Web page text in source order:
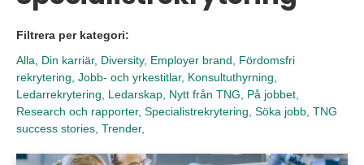
Filtrera per kategori:
Alla, Din karriär, Diversity, Employer brand, Fördomsfri
rekrytering, Jobb- och yrkestitlar, Konsultuthyrning,
Ledarrekrytering, Ledarskap, Nytt från TNG, På jobbet,
Research och rapporter, Specialistrekrytering, Söka jobb, TNG
success stories, Trender,